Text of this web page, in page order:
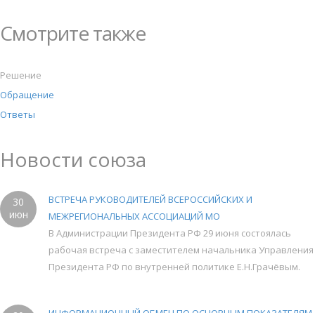
Смотрите также
Решение
Обращение
Ответы
Новости союза
30
июн
ВСТРЕЧА РУКОВОДИТЕЛЕЙ ВСЕРОССИЙСКИХ И
МЕЖРЕГИОНАЛЬНЫХ АССОЦИАЦИЙ МО
В Администрации Президента РФ 29 июня состоялась
рабочая встреча с заместителем начальника Управления
Президента РФ по внутренней политике Е.Н.Грачёвым.